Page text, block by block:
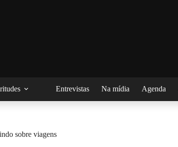
Entrevistas Na mídia Agenda
sobre viagens